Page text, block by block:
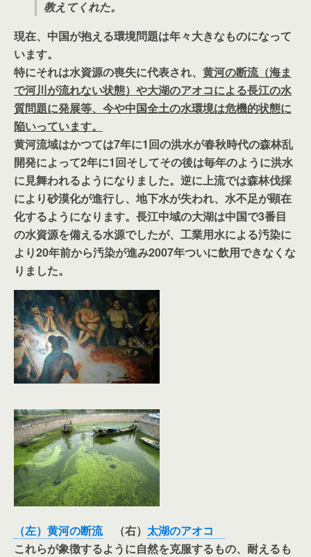
教えてくれた。
現在、中国が抱える環境問題は年々大きなものになって
います。
特にそれは水資源の喪失に代表され、 黄河の断流（海ま
で河川が流れない状態）や大湖のアオコによる長江の水
質問題に発展等、今や中国全土の水環境は危機的状態に
陥いっています。
黄河流域はかつては7年に1回の洪水が春秋時代の森林乱
開発によって2年に1回そしてその後は毎年のように洪水
に見舞われるようになりました。逆に上流では森林伐採
により砂漠化が進行し、地下水が失われ、水不足が顕在
化するようになります。長江中域の大湖は中国で3番目
の水資源を備える水源でしたが、工業用水による汚染に
より20年前から汚染が進み2007年ついに飲用できなくな
りました。
（左）黄河の断流（右） 太湖のアオコ
これらが象徴するように自然を克服するもの、耐えるも